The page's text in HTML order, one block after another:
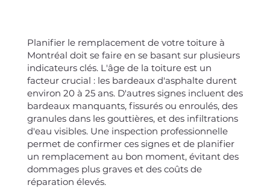
Planifier le remplacement de votre toiture à
Montréal doit se faire en se basant sur plusieurs
indicateurs clés. L'âge de la toiture est un
facteur crucial : les bardeaux d'asphalte durent
environ 20 à 25 ans. D'autres signes incluent des
bardeaux manquants, fissurés ou enroulés, des
granules dans les gouttières, et des infiltrations
d'eau visibles. Une inspection professionnelle
permet de confirmer ces signes et de planifier
un remplacement au bon moment, évitant des
dommages plus graves et des coûts de
réparation élevés.